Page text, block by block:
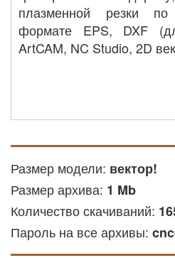
плазменной резки
формате EPS, DXF
ArtCAM, NC Studio, 2D
Размер модели: вектор!
Размер архива: 1 Mb
Количество скачиваний:
Пароль на все архивы: